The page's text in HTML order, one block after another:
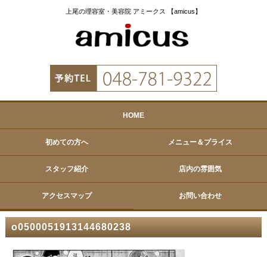
上尾の理容室・美容院 アミークス 【amicus】
HOME
初めての方へ メニュー＆プライス
スタッフ紹介 店内の雰囲気
アクセスマップ お問い合わせ
o0500051913144680238